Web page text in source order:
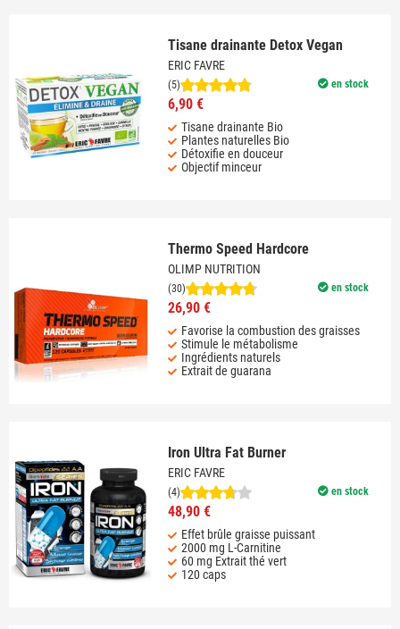
Tisane drainante Detox Vegan
ERIC FAVRE
en stock
(5)
6,90 €
Tisane drainante Bio
Plantes naturelles Bio
Détoxifie en douceur
Objectif minceur
Thermo Speed Hardcore
OLIMP NUTRITION
en stock
(30)
26,90 €
Favorise la combustion des graisses
Stimule le métabolisme
Ingrédients naturels
Extrait de guarana
Iron Ultra Fat Burner
ERIC FAVRE
en stock
(4)
48,90 €
Effet brûle graisse puissant
2000 mg L-Carnitine
60 mg Extrait thé vert
120 caps